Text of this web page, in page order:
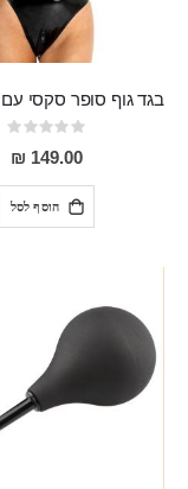
Rating:
0%
149.00 ₪
הוסף לסל